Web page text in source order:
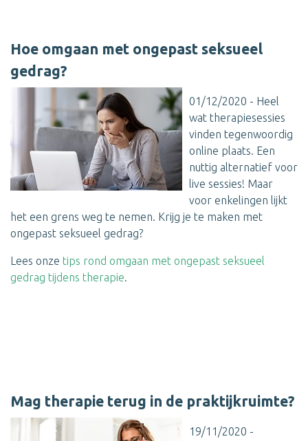
Hoe omgaan met ongepast seksueel
gedrag?
01/12/2020 - Heel
wat therapiesessies
vinden tegenwoordig
online plaats. Een
nuttig alternatief voor
live sessies! Maar
voor enkelingen lijkt
het een grens weg te nemen. Krijg je te maken met
ongepast seksueel gedrag?
Lees onze tips rond omgaan met ongepast seksueel
gedrag tijdens therapie.
Mag therapie terug in de praktijkruimte?
19/11/2020 -